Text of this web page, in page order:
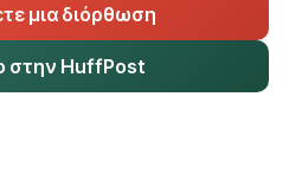
μια διόρθωση
στην HuffPost